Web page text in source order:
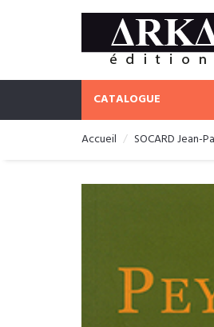
CATALOGUE
Accueil SOCARD Jean-